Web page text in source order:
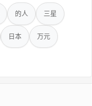
的人 三星
日本 万元